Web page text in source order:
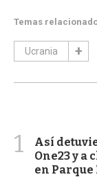
Temas
Ucrania
1
Así
One23 y a
en